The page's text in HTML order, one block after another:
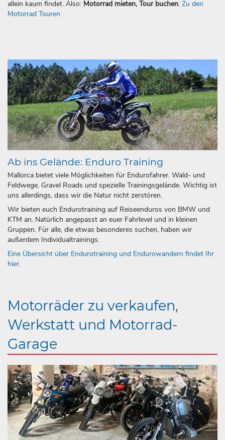
allein kaum findet. Also: Motorrad mieten, Tour buchen. Zu den
Motorrad Touren
Ab ins Gelände: Enduro Training
Mallorca bietet viele Möglichkeiten für Endurofahrer. Wald- und
Feldwege, Gravel Roads und spezielle Trainingsgelände. Wichtig ist
uns allerdings, dass wir die Natur nicht zerstören.
Wir bieten euch Endurotraining auf Reiseenduros von BMW und
KTM an. Natürlich angepasst an euer Fahrlevel und in kleinen
Gruppen. Für alle, die etwas besonderes suchen, haben wir
außerdem Individualtrainings.
Eine Übersicht über Endurotraining und Endurowandern findet Ihr
hier.
Motorräder zu verkaufen,
Werkstatt und Motorrad-
Garage